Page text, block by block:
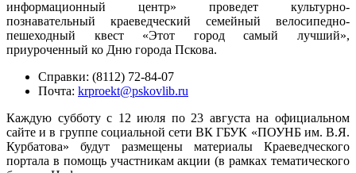
информационный центр» проведет культурно-
познавательный краеведческий семейный велосипедно-
пешеходный квест «Этот город самый лучший»,
приуроченный ко Дню города Пскова.
Справки: (8112) 72-84-07
Почта: krproekt@pskovlib.ru
Каждую субботу с 12 июля по 23 августа на официальном
сайте и в группе социальной сети ВК ГБУК «ПОУНБ им. В.Я.
Курбатова» будут размещены материалы Краеведческого
портала в помощь участникам акции (в рамках тематического